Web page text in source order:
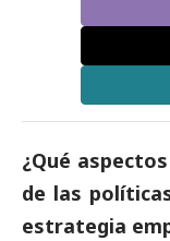
¿Qué
de las
estrategia